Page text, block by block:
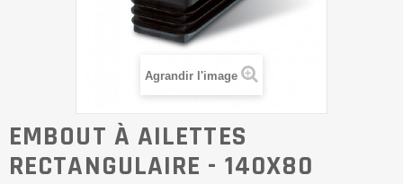
Agrandir l'image
EMBOUT À AILETTES
RECTANGULAIRE - 140X80